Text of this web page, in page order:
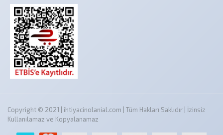
Copyright © 2021 | ihtiyacinolanial.com | Tüm Hakları Saklıdır | İzinsiz
Kullanılamaz ve Kopyalanamaz